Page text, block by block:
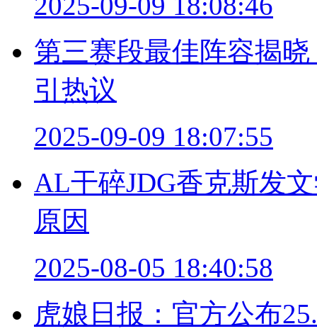
第三赛段最佳阵容揭
引热议
2025-09-09 18:07:55
AL干碎JDG香克斯发
原因
2025-08-05 18:40:58
虎娘日报：官方公布